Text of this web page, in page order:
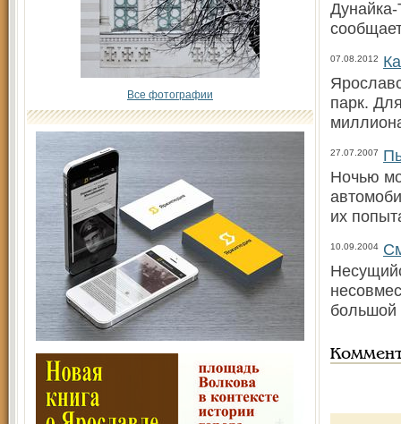
Все фотографии
07.08.2012
парк.
27.07.2007
Ночью
их
10.09.2004
большой